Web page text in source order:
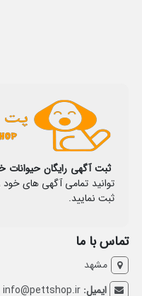
ثبت آگهی رایگان
توانید تمامی آگهی های
ثبت نمایید.
تماس با ما
مشهد
ایمیل:info@pettshop.ir